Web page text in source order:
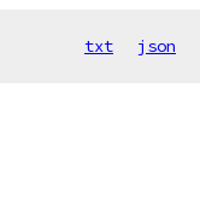
txt json